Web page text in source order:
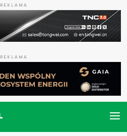
REKLAMA
REKLAMA